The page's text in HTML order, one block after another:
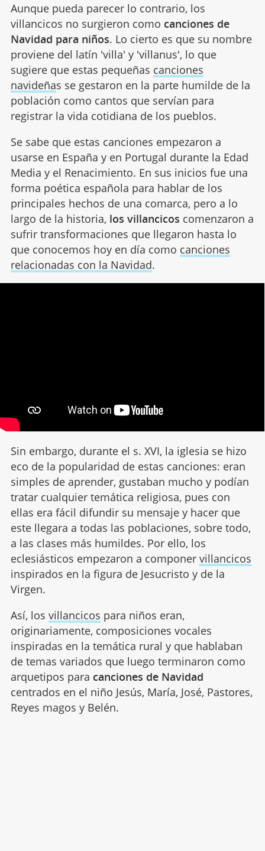
Aunque pueda parecer lo contrario, los
villancicos no surgieron como canciones de
Navidad para niños. Lo cierto es que su nombre
proviene del latín 'villa' y 'villanus', lo que
sugiere que estas pequeñas canciones
navideñas se gestaron en la parte humilde de la
población como cantos que servían para
registrar la vida cotidiana de los pueblos.
Se sabe que estas canciones empezaron a
usarse en España y en Portugal durante la Edad
Media y el Renacimiento. En sus inicios fue una
forma poética española para hablar de los
principales hechos de una comarca, pero a lo
largo de la historia, los villancicos comenzaron a
sufrir transformaciones que llegaron hasta lo
que conocemos hoy en día como canciones
relacionadas con la Navidad.
Sin embargo, durante el s. XVI, la iglesia se hizo
eco de la popularidad de estas canciones: eran
simples de aprender, gustaban mucho y podían
tratar cualquier temática religiosa, pues con
ellas era fácil difundir su mensaje y hacer que
este llegara a todas las poblaciones, sobre todo,
a las clases más humildes. Por ello, los
eclesiásticos empezaron a componer villancicos
inspirados en la figura de Jesucristo y de la
Virgen.
Así, los villancicos para niños eran,
originariamente, composiciones vocales
inspiradas en la temática rural y que hablaban
de temas variados que luego terminaron como
arquetipos para canciones de Navidad
centrados en el niño Jesús, María, José, Pastores,
Reyes magos y Belén.